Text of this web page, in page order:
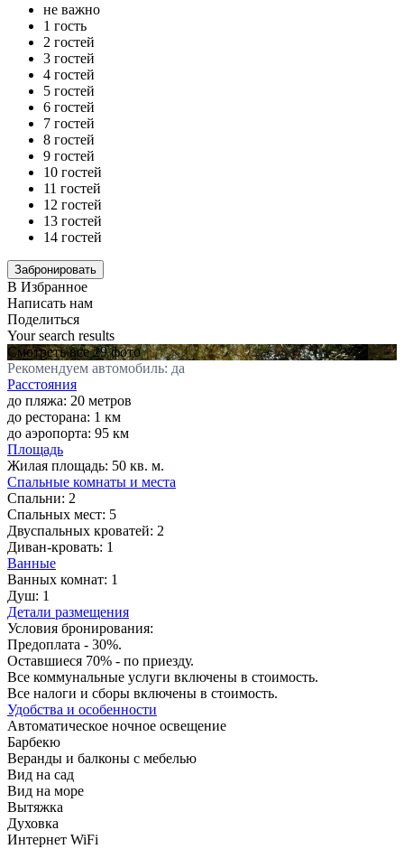
не важно
1 гость
2 гостей
3 гостей
4 гостей
5 гостей
6 гостей
7 гостей
8 гостей
9 гостей
10 гостей
11 гостей
12 гостей
13 гостей
14 гостей
В Избранное
Написать нам
Поделиться
Your search results
Смотреть все 29 фото
Рекомендуем автомобиль: да
Расстояния
до пляжа: 20 метров
до ресторана: 1 км
до аэропорта: 95 км
Площадь
Жилая площадь: 50 кв. м.
Спальные комнаты и места
Спальни: 2
Спальных мест: 5
Двуспальных кроватей: 2
Диван-кровать: 1
Ванные
Ванных комнат: 1
Душ: 1
Детали размещения
Условия бронирования:
Предоплата - 30%.
Оставшиеся 70% - по приезду.
Все коммунальные услуги включены в стоимость.
Все налоги и сборы включены в стоимость.
Удобства и особенности
Автоматическое ночное освещение
Барбекю
Веранды и балконы с мебелью
Вид на сад
Вид на море
Вытяжка
Духовка
Интернет WiFi